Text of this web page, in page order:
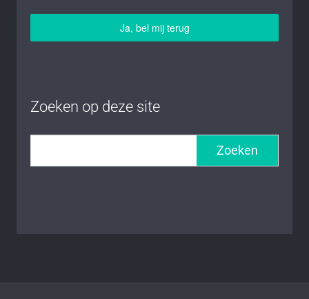
Ja, bel mij terug
Zoeken op deze site
Zoeken